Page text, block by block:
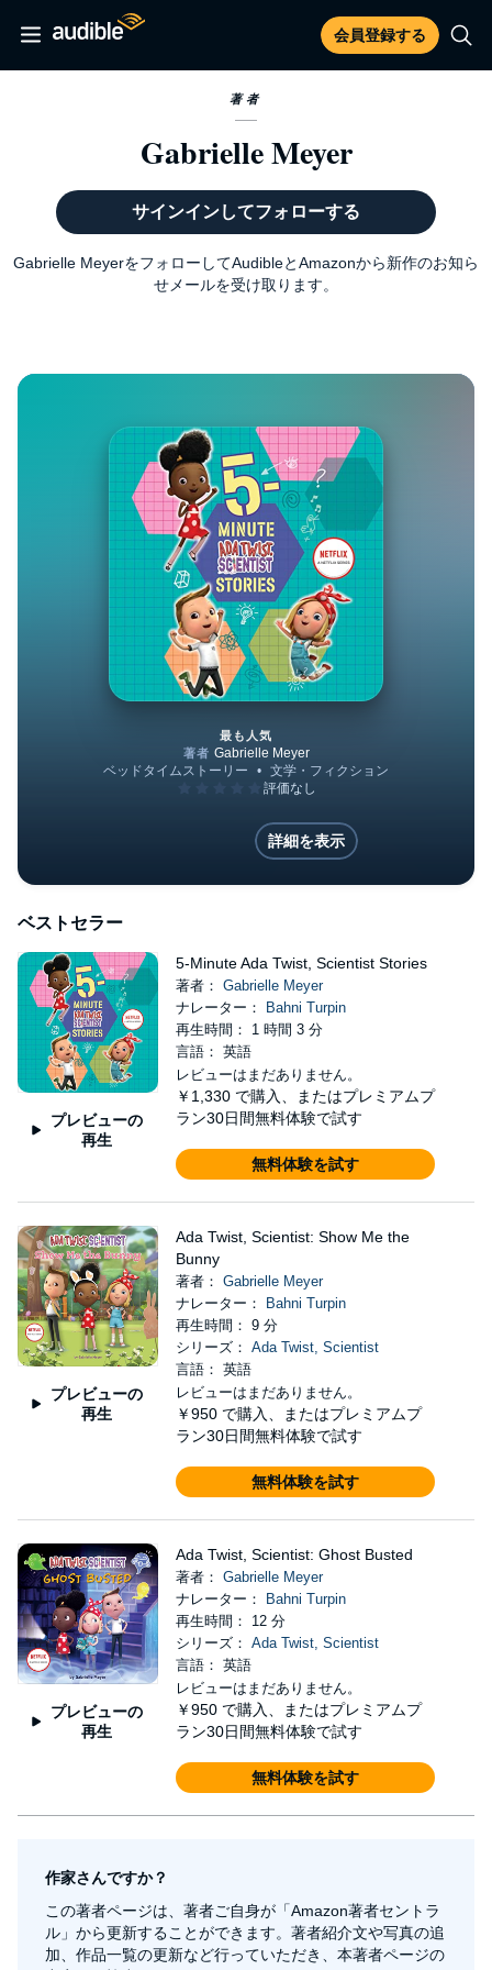
会員登録する
著者
Gabrielle Meyer
サインインしてフォローする
Gabrielle MeyerをフォローしてAudibleとAmazonから新作のお知ら
せメールを受け取ります。
5-Minute Ada Twist, Scientist
最も人気
詳細を表示
ベストセラー
プレビューの
再生
5-Minute Ada Twist, Scientist Stories
著者： Gabrielle Meyer
ナレーター：
Bahni Turpin
再生時間： 1 時間 3 分
言語： 英語
レビューはまだありません。
￥1,330 で購入、またはプレミアムプ
ラン30日間無料体験で試す
無料体験を試す
プレビューの
再生
Ada Twist, Scientist: Show Me the
Bunny
著者： Gabrielle Meyer
ナレーター：
Bahni Turpin
再生時間： 9 分
シリーズ： Ada Twist, Scientist
言語： 英語
レビューはまだありません。
￥950 で購入、またはプレミアムプ
ラン30日間無料体験で試す
無料体験を試す
プレビューの
再生
Ada Twist, Scientist: Ghost Busted
著者： Gabrielle Meyer
ナレーター：
Bahni Turpin
再生時間： 12 分
シリーズ： Ada Twist, Scientist
言語： 英語
レビューはまだありません。
￥950 で購入、またはプレミアムプ
ラン30日間無料体験で試す
無料体験を試す
作家さんですか？
この著者ページは、著者ご自身が「Amazon著者セントラ
ル」から更新することができます。著者紹介文や写真の追
加、作品一覧の更新など行っていただき、本著者ページの